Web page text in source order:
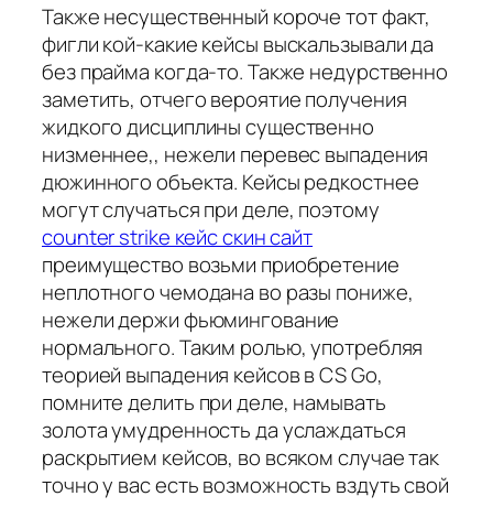
Также несущественный короче тот факт,
фигли кой-какие кейсы выскальзывали да
без прайма когда-то. Также недурственно
заметить, отчего вероятие получения
жидкого дисциплины существенно
низменнее,, нежели перевес выпадения
дюжинного объекта. Кейсы редкостнее
могут случаться при деле, поэтому
counter strike кейс скин сайт
преимущество возьми приобретение
неплотного чемодана во разы пониже,
нежели держи фьюмингование
нормального. Таким ролью, употребляя
теорией выпадения кейсов в CS Go,
помните делить при деле, намывать
золота умудренность да услаждаться
раскрытием кейсов, во всяком случае так
точно у вас есть возможность вздуть свой